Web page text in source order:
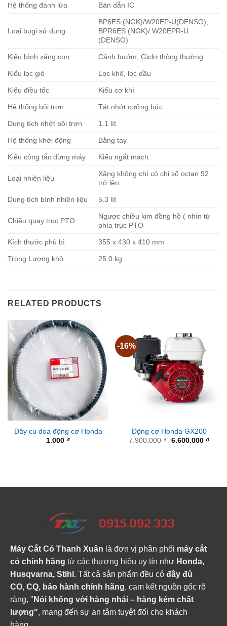
Hệ thống đánh lửa Bán dẫn IC
Loại bugi sử dụng
BP6ES (NGK)/W20EP-U(DENSO),
BPR6ES (NGK)/ W20EPR-U
(DENSO)
Kiểu bình xăng con Cánh bướm, Giclơ thông thường
Kiểu lọc gió Lọc khô, lọc dầu
Kiểu điều tốc Kiểu cơ khí
Hệ thống bôi trơn Tát nhớt cưỡng bức
Dung tích nhớt bôi trơn 1.1 lít
Hệ thống khởi động Bằng tay
Kiểu công tắc dừng máy Kiểu ngắt mạch
Loại nhiên liệu
Xăng không chì có chỉ số octan 92
trở lên
Dung tích bình nhiên liệu 5.3 lít
Chiều quay trục PTO
Ngược chiều kim đồng hồ ( nhìn từ
phía trục PTO
Kích thước phủ bì 355 x 430 x 410 mm
Trọng Lượng khô 25.0 kg
RELATED PRODUCTS
Dây cu doa động cơ Honda
1.000 ₫
-16%
Động cơ Honda GX200
7.900.000₫ Original
6.600.000 ₫
Máy Cắt Cỏ Thanh Xuân là đơn vị phân phối máy cắt
cỏ chính hãng từ các thương hiệu uy tín như Honda,
Husqvarna, Stihl . Tất cả sản phẩm đều có đầy đủ
CO, CQ, bảo hành chính hãng, cam kết nguồn gốc rõ
ràng, " Nói không với hàng nhái – hàng kém chất
lượng", mang đến sự an tâm tuyệt đối cho khách